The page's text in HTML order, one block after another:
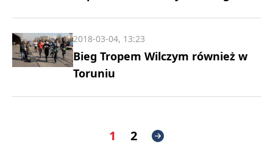
Bieg Tropem Wilczym również w
Toruniu
2018-03-04, 13:23
1 2